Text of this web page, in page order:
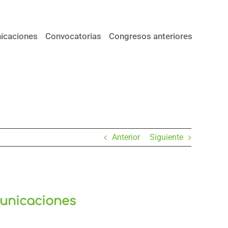
Convocatorias Congresos anteriores
Anterior Siguiente